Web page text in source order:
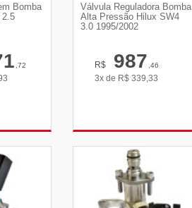
Bomba
2.5
,72
Válvula Reguladora Bomba
Alta Pressão Hilux SW4
3.0 1995/2002
R$ 987,46
3x de R$ 339,33